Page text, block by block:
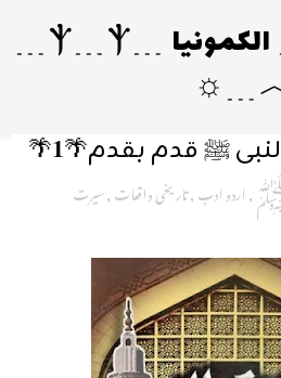
Ⲯ﹍︿﹍︿﹍ الکمونیا ﹍Ⲯ﹍Ⲯ﹍
ﷺ قدم بقدم🌴𝟏🌴
ﷺ ,اردو ادب,تاریخی واقعات,سیرت